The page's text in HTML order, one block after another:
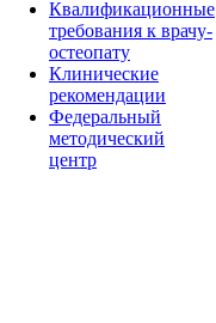
Квалификационные
требования к врачу-
остеопату
Клинические
рекомендации
Федеральный
методический
центр